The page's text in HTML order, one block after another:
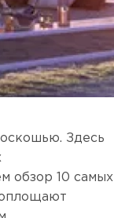
Здесь
обзор 10 самых